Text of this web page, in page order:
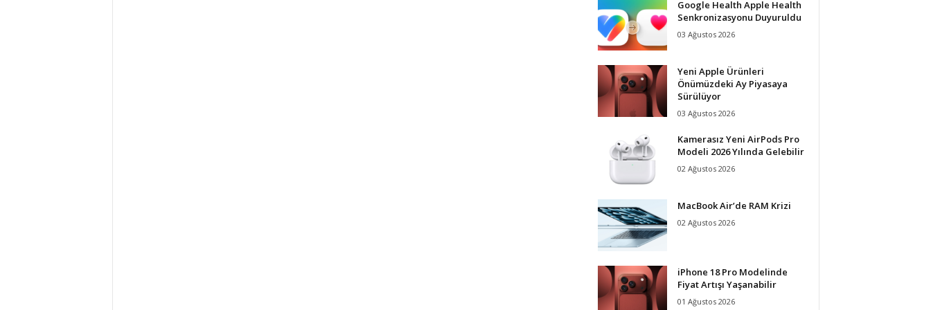
Google Health Apple Health
Senkronizasyonu Duyuruldu
03 Ağustos 2026
Yeni Apple Ürünleri
Önümüzdeki Ay Piyasaya
Sürülüyor
03 Ağustos 2026
Kamerasız Yeni AirPods Pro
Modeli 2026 Yılında Gelebilir
02 Ağustos 2026
MacBook Air’de RAM Krizi
02 Ağustos 2026
iPhone 18 Pro Modelinde
Fiyat Artışı Yaşanabilir
01 Ağustos 2026